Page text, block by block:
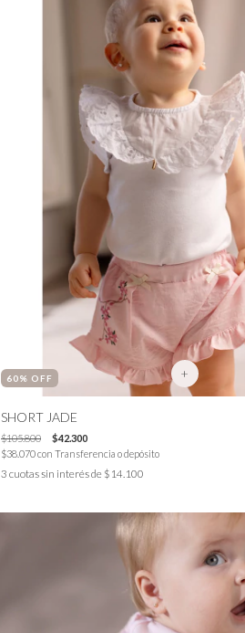
60% OFF +
SHORT JADE
$105.800
$42.300
$38.070con Transferencia o depósito
3 cuotas sin interés de $14.100